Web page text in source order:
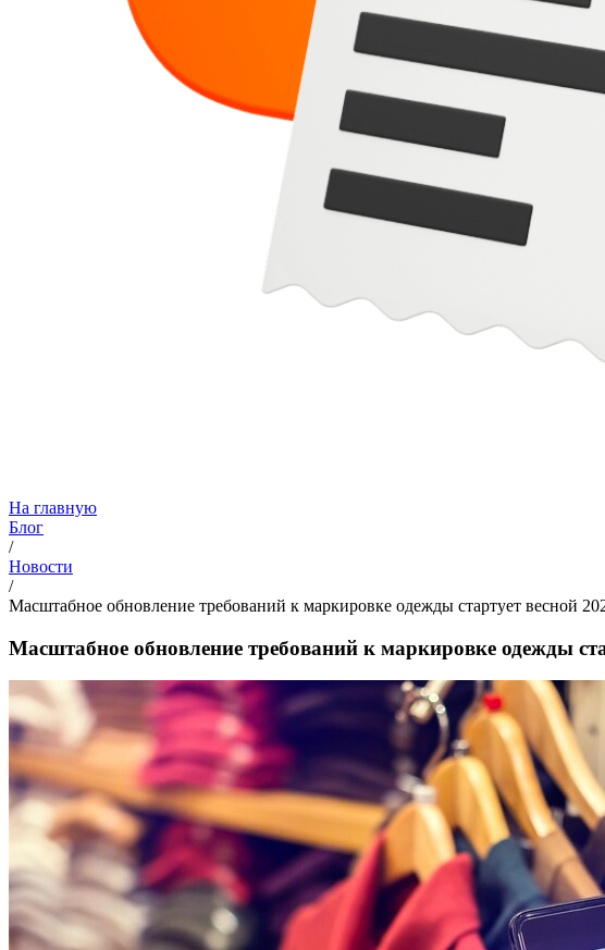
На главную
Блог
/
Новости
/
Масштабное обновление требований к маркировке одежды стартует весной
Масштабное обновление требований к маркировке одежды